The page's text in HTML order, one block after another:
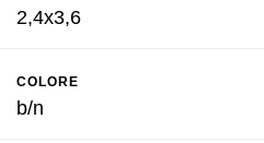
2,4x3,6
COLORE
b/n